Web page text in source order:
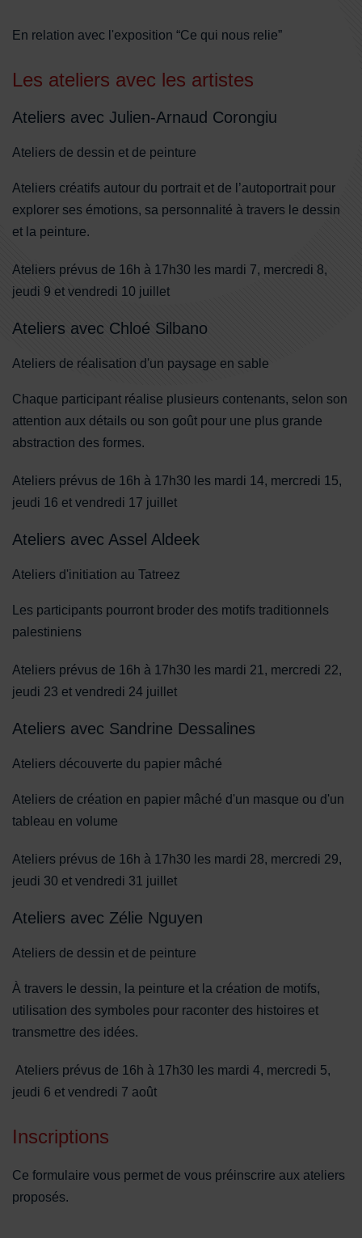
En relation avec l'exposition “Ce qui nous relie”
Les ateliers avec les artistes
Ateliers avec Julien-Arnaud Corongiu
Ateliers de dessin et de peinture
Ateliers créatifs autour du portrait et de l’autoportrait pour
explorer ses émotions, sa personnalité à travers le dessin
et la peinture.
Ateliers prévus de 16h à 17h30 les mardi 7, mercredi 8,
jeudi 9 et vendredi 10 juillet
Ateliers avec Chloé Silbano
Ateliers de réalisation d'un paysage en sable
Chaque participant réalise plusieurs contenants, selon son
attention aux détails ou son goût pour une plus grande
abstraction des formes.
Ateliers prévus de 16h à 17h30 les mardi 14, mercredi 15,
jeudi 16 et vendredi 17 juillet
Ateliers avec Assel Aldeek
Ateliers d'initiation au Tatreez
Les participants pourront broder des motifs traditionnels
palestiniens
Ateliers prévus de 16h à 17h30 les mardi 21, mercredi 22,
jeudi 23 et vendredi 24 juillet
Ateliers avec Sandrine Dessalines
Ateliers découverte du papier mâché
Ateliers de création en papier mâché d'un masque ou d'un
tableau en volume
Ateliers prévus de 16h à 17h30 les mardi 28, mercredi 29,
jeudi 30 et vendredi 31 juillet
Ateliers avec Zélie Nguyen
Ateliers de dessin et de peinture
À travers le dessin, la peinture et la création de motifs,
utilisation des symboles pour raconter des histoires et
transmettre des idées.
Ateliers prévus de 16h à 17h30 les mardi 4, mercredi 5,
jeudi 6 et vendredi 7 août
Inscriptions
Ce formulaire vous permet de vous préinscrire aux ateliers
proposés.